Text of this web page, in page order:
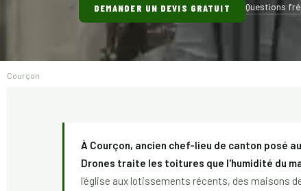
DEMANDER UN DEVIS GRATUIT Questions
Courçon
À Courçon, ancien chef-lieu de canton posé
Drones traite les toitures que l'humidité du
l'église aux lotissements récents, des maisons